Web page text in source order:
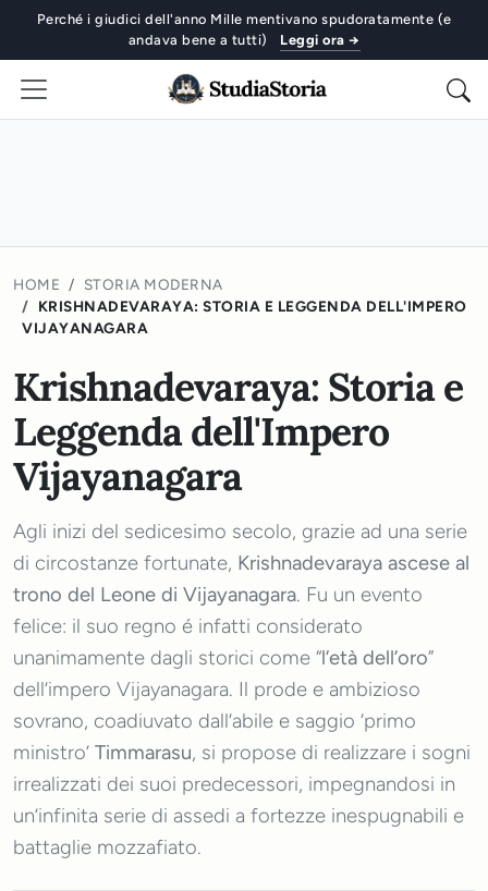
Perché i giudici dell'anno Mille mentivano spudoratamente (e
andava bene a tutti)
Leggi ora →
HOME
STORIA MODERNA
KRISHNADEVARAYA: STORIA E LEGGENDA DELL'IMPERO
VIJAYANAGARA
Krishnadevaraya: Storia e
Leggenda dell'Impero
Vijayanagara
Agli inizi del sedicesimo secolo, grazie ad una serie
di circostanze fortunate, Krishnadevaraya ascese al
trono del Leone di Vijayanagara. Fu un evento
felice: il suo regno é infatti considerato
unanimamente dagli storici come “l’età dell’oro”
dell’impero Vijayanagara. Il prode e ambizioso
sovrano, coadiuvato dall’abile e saggio ‘primo
ministro’ Timmarasu, si propose di realizzare i sogni
irrealizzati dei suoi predecessori, impegnandosi in
un’infinita serie di assedi a fortezze inespugnabili e
battaglie mozzafiato.